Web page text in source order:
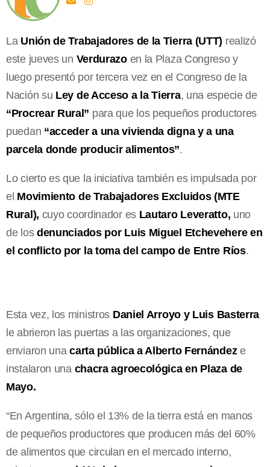
La Unión de Trabajadores de la Tierra (UTT) realizó
este jueves un Verdurazoen la Plaza Congreso y
luego presentó por tercera vez en el Congreso de la
Nación su Ley de Acceso a la Tierra, una especie de
“Procrear Rural” para que los pequeños productores
puedan “acceder a una vivienda digna y a una
parcela donde producir alimentos”.
Lo cierto es que la iniciativa también es impulsada por
el Movimiento de Trabajadores Excluidos (MTE
Rural), cuyo coordinador es Lautaro Leveratto, uno
de losdenunciados por Luis Miguel Etchevehere en
el conflicto por la toma del campo de Entre Ríos.
Esta vez, los ministros Daniel Arroyo y Luis Basterra
le abrieron las puertas a las organizaciones, que
enviaron una carta pública a Alberto Fernándeze
instalaron una chacra agroecológica en Plaza de
Mayo.
“En Argentina, sólo el 13% de la tierra está en manos
de pequeños productores que producen más del 60%
de alimentos que circulan en el mercado interno,